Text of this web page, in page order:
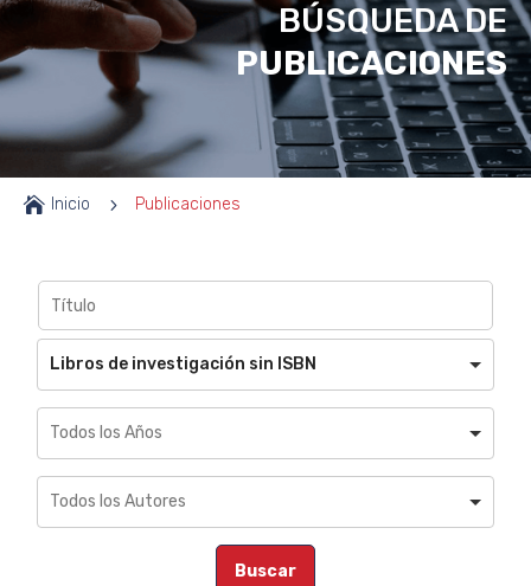
BÚSQUEDA DE
PUBLICACIONES
 Inicio 5 Publicaciones
Libros de investigación sin ISBN